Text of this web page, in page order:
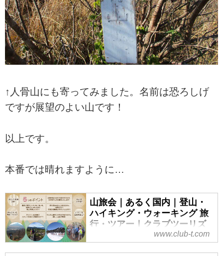
↑人骨山にも寄ってみました。名前は恐ろしげ
ですが展望のよい山です！
以上です。
本番では晴れますように…
山旅会｜あるく国内｜登山・
ハイキング・ウォーキング 旅
行・ツアー｜クラブツーリズ
山旅会（ツアー）特集なら、クラ
www.club-t.com